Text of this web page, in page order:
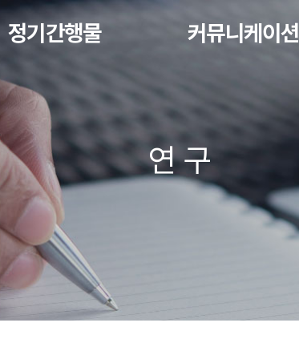
정기간행물 커뮤니케이션
연 구